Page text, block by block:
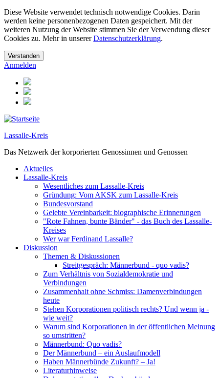
Diese Website verwendet technisch notwendige Cookies. Darin
werden keine personenbezogenen Daten gespeichert. Mit der
weiteren Nutzung der Website stimmen Sie der Verwendung dieser
Cookies zu. Mehr in unsererDatenschutzerklärung.
Anmelden
Lassalle-Kreis
Das Netzwerk der korporierten Genossinnen und Genossen
Aktuelles
Lassalle-Kreis
Wesentliches zum Lassalle-Kreis
Gründung: Vom AKSK zum Lassalle-Kreis
Bundesvorstand
Gelebte Vereinbarkeit: biographische Erinnerungen
"Rote Fahnen, bunte Bänder" - das Buch des Lassalle-
Kreises
Wer war Ferdinand Lassalle?
Diskussion
Themen & Diskussionen
Streitgespräch: Männerbund - quo vadis?
Zum Verhältnis von Sozialdemokratie und
Verbindungen
Zusammenhalt ohne Schmiss: Damenverbindungen
heute
Stehen Korporationen politisch rechts? Und wenn ja -
wie weit?
Warum sind Korporationen in der öffentlichen Meinung
so umstritten?
Männerbund: Quo vadis?
Der Männerbund – ein Auslaufmodell
Haben Männerbünde Zukunft? – Ja!
Literaturhinweise